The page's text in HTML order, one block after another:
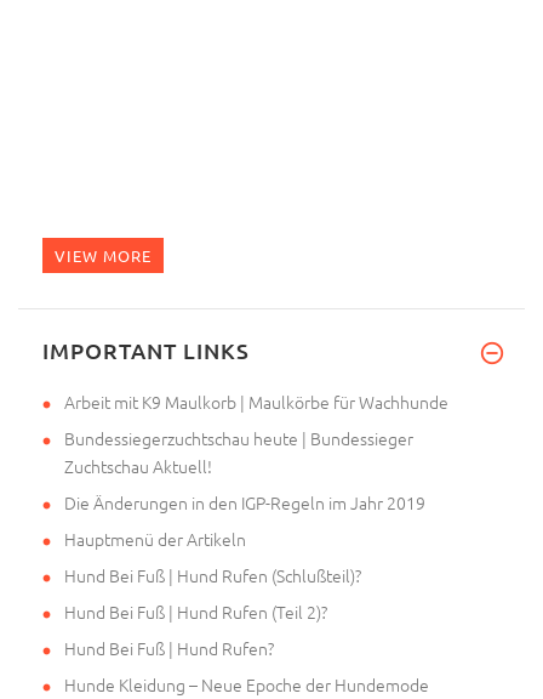
VIEW MORE
IMPORTANT LINKS
Arbeit mit K9 Maulkorb | Maulkörbe für Wachhunde
Bundessiegerzuchtschau heute | Bundessieger
Zuchtschau Aktuell!
Die Änderungen in den IGP-Regeln im Jahr 2019
Hauptmenü der Artikeln
Hund Bei Fuß | Hund Rufen (Schlußteil)?
Hund Bei Fuß | Hund Rufen (Teil 2)?
Hund Bei Fuß | Hund Rufen?
Hunde Kleidung – Neue Epoche der Hundemode